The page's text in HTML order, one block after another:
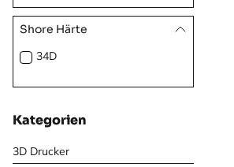
Shore Härte
34D
Kategorien
3D Drucker